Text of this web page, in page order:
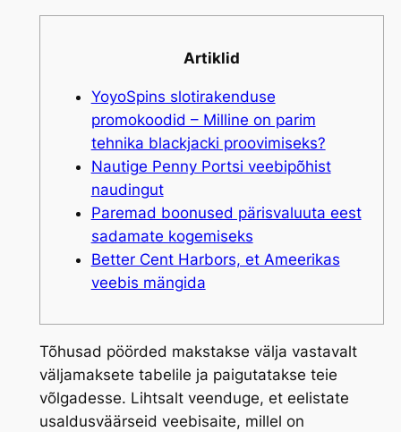
Artiklid
YoyoSpins slotirakenduse
promokoodid – Milline on parim
tehnika blackjacki proovimiseks?
Nautige Penny Portsi veebipõhist
naudingut
Paremad boonused pärisvaluuta eest
sadamate kogemiseks
Better Cent Harbors, et Ameerikas
veebis mängida
Tõhusad pöörded makstakse välja vastavalt
väljamaksete tabelile ja paigutatakse teie
võlgadesse. Lihtsalt veenduge, et eelistate
usaldusväärseid veebisaite, millel on